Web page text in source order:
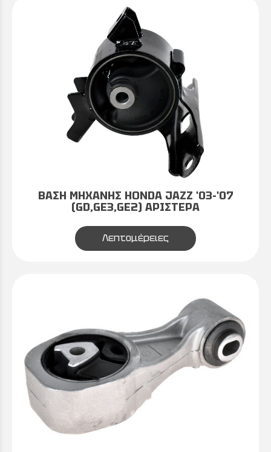
ΒΑΣΗ ΜΗΧΑΝΗΣ HONDA JAZZ '03-'07
(GD,GE3,GE2) ΑΡΙΣΤΕΡΑ
Λεπτομέρειες